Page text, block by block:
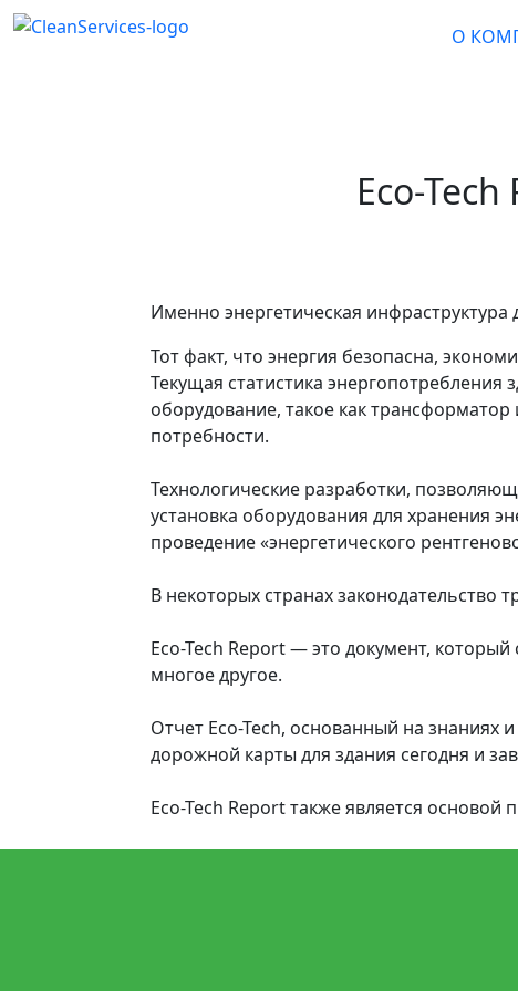
О
Eco-
Именно энергетическая
Тот факт, что энергия безопасна,
Текущая статистика
оборудование, такое как
потребности.
Технологические разработки,
установка оборудования для хранения
проведение «энергетического
В некоторых странах законодательство
Eco-Tech Report — это документ,
многое другое.
Отчет Eco-Tech, основанный на знаниях
дорожной карты для здания сегодня и
Eco-Tech Report также является